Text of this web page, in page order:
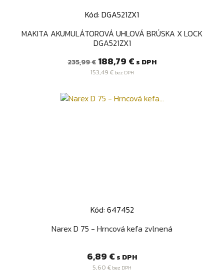
Kód: DGA521ZX1
MAKITA AKUMULÁTOROVÁ UHLOVÁ BRÚSKA X LOCK
DGA521ZX1
Bežná
235,99 € Cena
188,79 € s DPH
153,49 €bez DPH
Kód: 647452
Narex D 75 - Hrncová kefa zvlnená
Cena
6,89 € s DPH
5,60 € bez DPH